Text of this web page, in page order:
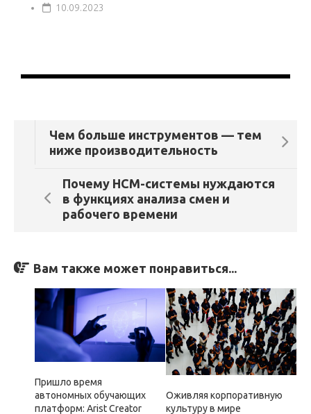
10.09.2023
Чем больше инструментов — тем
ниже производительность
Почему HCM-системы нуждаются
в функциях анализа смен и
рабочего времени
Вам также может понравиться...
Пришло время
автономных обучающих
платформ: Arist Creator
Оживляя корпоративную
культуру в мире